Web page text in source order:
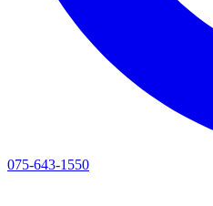
075-643-1550